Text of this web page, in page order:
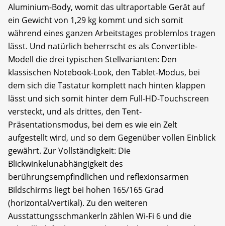
Aluminium-Body, womit das ultraportable Gerät auf
ein Gewicht von 1,29 kg kommt und sich somit
während eines ganzen Arbeitstages problemlos tragen
lässt. Und natürlich beherrscht es als Convertible-
Modell die drei typischen Stellvarianten: Den
klassischen Notebook-Look, den Tablet-Modus, bei
dem sich die Tastatur komplett nach hinten klappen
lässt und sich somit hinter dem Full-HD-Touchscreen
versteckt, und als drittes, den Tent-
Präsentationsmodus, bei dem es wie ein Zelt
aufgestellt wird, und so dem Gegenüber vollen Einblick
gewährt. Zur Vollständigkeit: Die
Blickwinkelunabhängigkeit des
berührungsempfindlichen und reflexionsarmen
Bildschirms liegt bei hohen 165/165 Grad
(horizontal/vertikal). Zu den weiteren
Ausstattungsschmankerln zählen Wi-Fi 6 und die